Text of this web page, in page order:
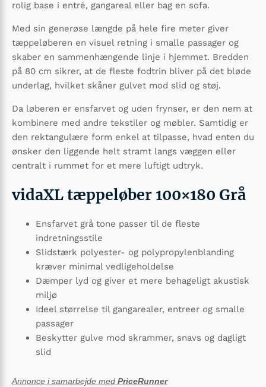
rolig base i entré, gangareal eller bag en sofa.
Med sin generøse længde på hele fire meter giver
tæppeløberen en visuel retning i smalle passager og
skaber en sammenhængende linje i hjemmet. Bredden
på 80 cm sikrer, at de fleste fodtrin bliver på det bløde
underlag, hvilket skåner gulvet mod slid og støj.
Da løberen er ensfarvet og uden frynser, er den nem at
kombinere med andre tekstiler og møbler. Samtidig er
den rektangulære form enkel at tilpasse, hvad enten du
ønsker den liggende helt stramt langs væggen eller
centralt i rummet for et mere luftigt udtryk.
vidaXL tæppeløber 100×180 Grå
Ensfarvet grå tone passer til de fleste
indretningsstile
Slidstærk polyester- og polypropylenblanding
kræver minimal vedligeholdelse
Dæmper lyd og giver et mere behageligt akustisk
miljø
Ideel størrelse til gangarealer, entreer og smalle
passager
Beskytter gulve mod skrammer, snavs og dagligt
slid
Annonce i samarbejde med PriceRunner